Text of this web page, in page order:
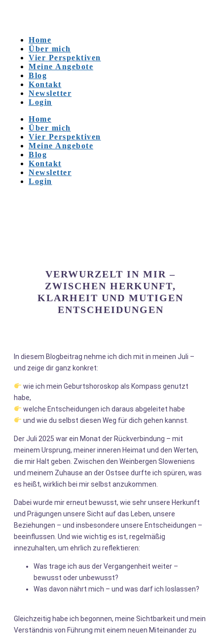
Home
Über mich
Vier Perspektiven
Meine Angebote
Blog
Kontakt
Newsletter
Login
Home
Über mich
Vier Perspektiven
Meine Angebote
Blog
Kontakt
Newsletter
Login
VERWURZELT IN MIR –
ZWISCHEN HERKUNFT,
KLARHEIT UND MUTIGEN
ENTSCHEIDUNGEN
In diesem Blogbeitrag nehme ich dich mit in meinen Juli –
und zeige dir ganz konkret:
wie ich mein Geburtshoroskop als Kompass genutzt
habe,
welche Entscheidungen ich daraus abgeleitet habe
und wie du selbst diesen Weg für dich gehen kannst.
Der Juli 2025 war ein Monat der Rückverbindung – mit
meinem Ursprung, meiner inneren Heimat und den Werten,
die mir Halt geben. Zwischen den Weinbergen Sloweniens
und meinem Zuhause an der Ostsee durfte ich spüren, was
es heißt, wirklich bei mir selbst anzukommen.
Dabei wurde mir erneut bewusst, wie sehr unsere Herkunft
und Prägungen unsere Sicht auf das Leben, unsere
Beziehungen – und insbesondere unsere Entscheidungen –
beeinflussen. Und wie wichtig es ist, regelmäßig
innezuhalten, um ehrlich zu reflektieren:
Was trage ich aus der Vergangenheit weiter –
bewusst oder unbewusst?
Was davon nährt mich – und was darf ich loslassen?
Gleichzeitig habe ich begonnen, meine Sichtbarkeit und mein
Verständnis von Führung mit einem neuen Miteinander zu